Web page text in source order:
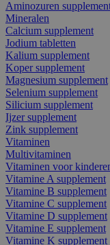
Aminozuren
Mineralen
Calcium supplement
Jodium tabletten
Kalium supplement
Koper supplement
Magnesium supplement
Selenium supplement
Silicium supplement
Ijzer supplement
Zink supplement
Vitaminen
Multivitaminen
Vitaminen voor
Vitamine A supplement
Vitamine B supplement
Vitamine C supplement
Vitamine D supplement
Vitamine E supplement
Vitamine K supplement